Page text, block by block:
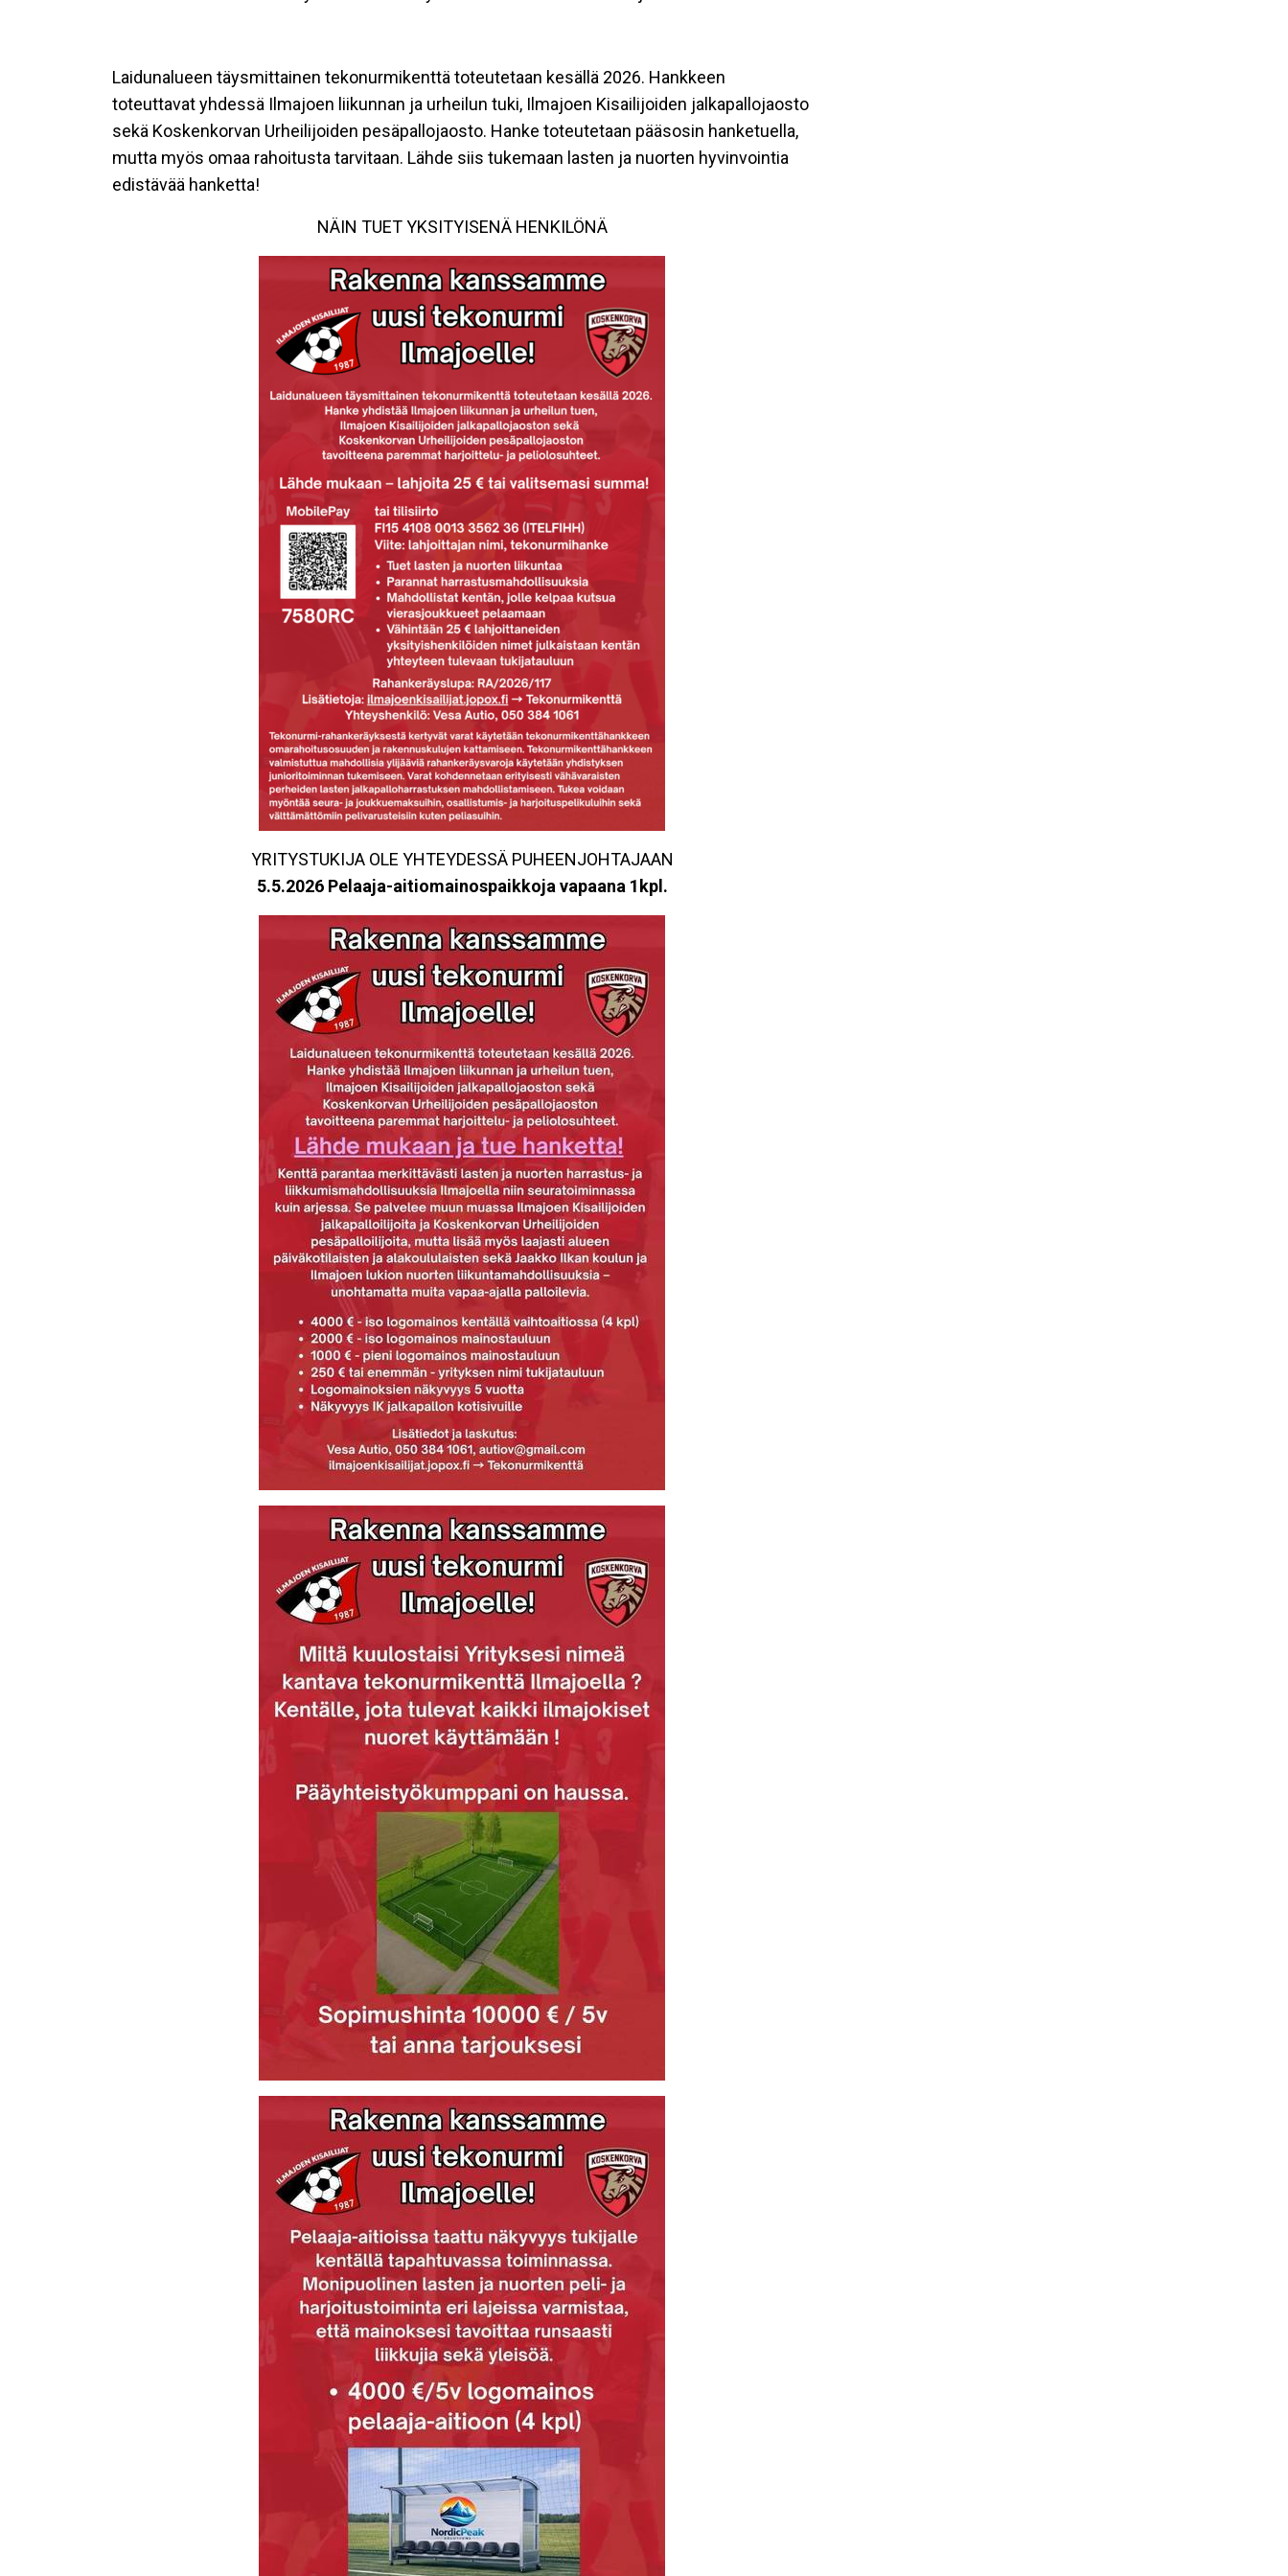
Laidunalueen täysmittainen tekonurmikenttä toteutetaan kesällä 2026. Hankkeen
toteuttavat yhdessä Ilmajoen liikunnan ja urheilun tuki, Ilmajoen Kisailijoiden jalkapallojaosto
sekä Koskenkorvan Urheilijoiden pesäpallojaosto. Hanke toteutetaan pääsosin hanketuella,
mutta myös omaa rahoitusta tarvitaan. Lähde siis tukemaan lasten ja nuorten hyvinvointia
edistävää hanketta!
NÄIN TUET YKSITYISENÄ HENKILÖNÄ
YRITYSTUKIJA OLE YHTEYDESSÄ PUHEENJOHTAJAAN
5.5.2026 Pelaaja-aitiomainospaikkoja vapaana 1kpl.